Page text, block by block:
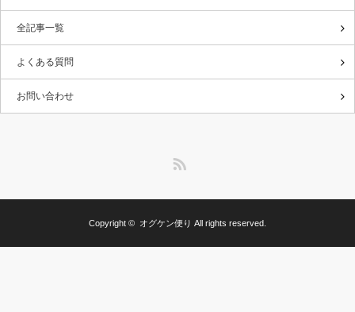
全記事一覧
よくある質問
お問い合わせ
Copyright © オグケン便り All rights reserved.